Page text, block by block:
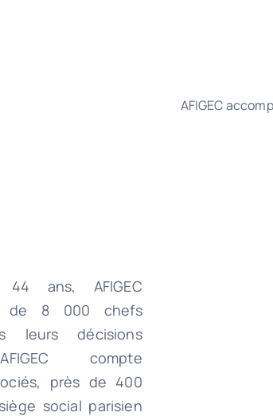
AFIGEC
ans, AFIGEC
de 8 000 chefs
leurs décisions
compte
près de 400
social parisien